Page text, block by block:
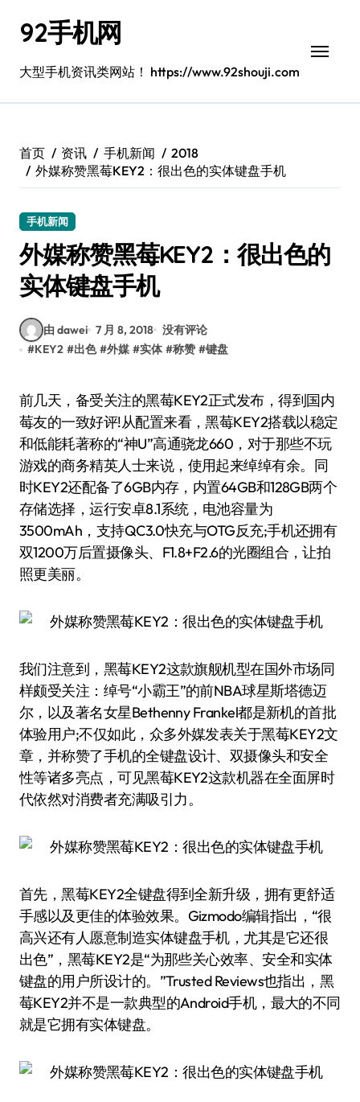
92手机网
大型手机资讯类网站！ https://www.92shouji.com
首页 资讯 手机新闻
2018
外媒称赞黑莓KEY2：很出色的实体键盘手机
手机新闻
外媒称赞黑莓KEY2：很出色的
实体键盘手机
由 dawei 7 月 8, 2018 没有评论
#KEY2 #出色 #外媒 #实体 #称赞 #键盘
前几天，备受关注的黑莓KEY2正式发布，得到国内
莓友的一致好评!从配置来看，黑莓KEY2搭载以稳定
和低能耗著称的“神U”高通骁龙660，对于那些不玩
游戏的商务精英人士来说，使用起来绰绰有余。同
时KEY2还配备了6GB内存，内置64GB和128GB两个
存储选择，运行安卓8.1系统，电池容量为
3500mAh，支持QC3.0快充与OTG反充;手机还拥有
双1200万后置摄像头、F1.8+F2.6的光圈组合，让拍
照更美丽。
我们注意到，黑莓KEY2这款旗舰机型在国外市场同
样颇受关注：绰号“小霸王”的前NBA球星斯塔德迈
尔，以及著名女星Bethenny Frankel都是新机的首批
体验用户;不仅如此，众多外媒发表关于黑莓KEY2文
章，并称赞了手机的全键盘设计、双摄像头和安全
性等诸多亮点，可见黑莓KEY2这款机器在全面屏时
代依然对消费者充满吸引力。
首先，黑莓KEY2全键盘得到全新升级，拥有更舒适
手感以及更佳的体验效果。Gizmodo编辑指出，“很
高兴还有人愿意制造实体键盘手机，尤其是它还很
出色”，黑莓KEY2是“为那些关心效率、安全和实体
键盘的用户所设计的。”Trusted Reviews也指出，黑
莓KEY2并不是一款典型的Android手机，最大的不同
就是它拥有实体键盘。